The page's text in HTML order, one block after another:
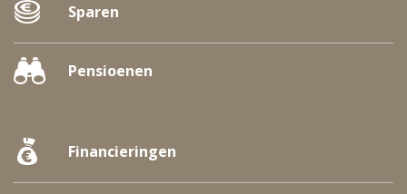
Sparen
Pensioenen
Financieringen